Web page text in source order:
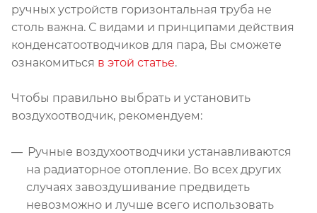
ручных устройств горизонтальная труба не
столь важна. С видами и принципами действия
конденсатоотводчиков для пара, Вы сможете
ознакомиться в этой статье.
Чтобы правильно выбрать и установить
воздухоотводчик, рекомендуем:
Ручные воздухоотводчики устанавливаются
на радиаторное отопление. Во всех других
случаях завоздушивание предвидеть
невозможно и лучше всего использовать